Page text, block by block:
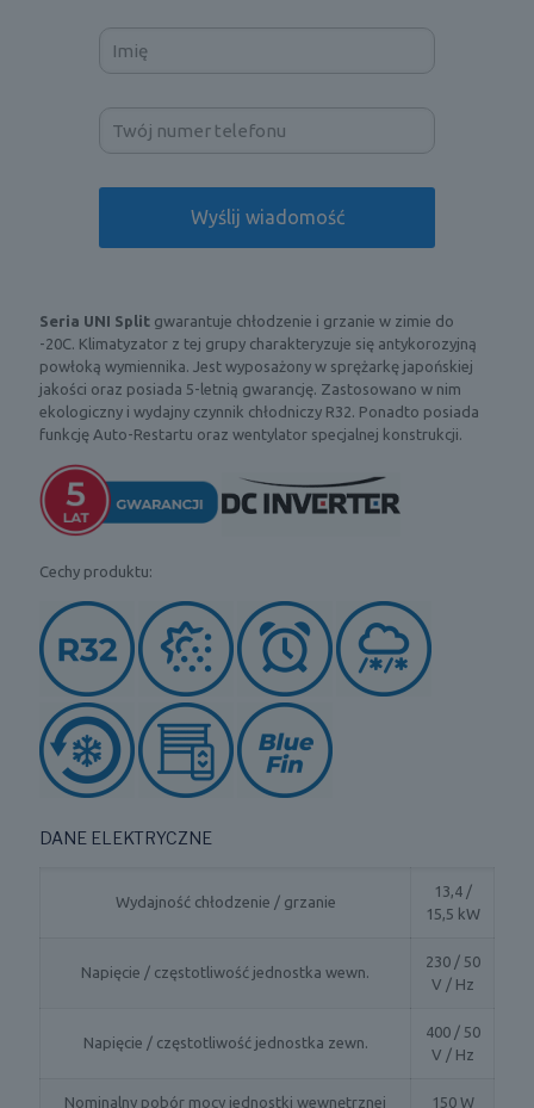
Seria UNI Split gwarantuje chłodzenie i grzanie w zimie do
-20C. Klimatyzator z tej grupy charakteryzuje się antykorozyjną
powłoką wymiennika. Jest wyposażony w sprężarkę japońskiej
jakości oraz posiada 5-letnią gwarancję. Zastosowano w nim
ekologiczny i wydajny czynnik chłodniczy R32. Ponadto posiada
funkcję Auto-Restartu oraz wentylator specjalnej konstrukcji.
Cechy produktu:
DANE ELEKTRYCZNE
Wydajność chłodzenie / grzanie
13,4 /
15,5 kW
Napięcie / częstotliwość jednostka wewn.
230 / 50
V / Hz
Napięcie / częstotliwość jednostka zewn.
400 / 50
V / Hz
Nominalny pobór mocy jednostki wewnętrznej 150 W